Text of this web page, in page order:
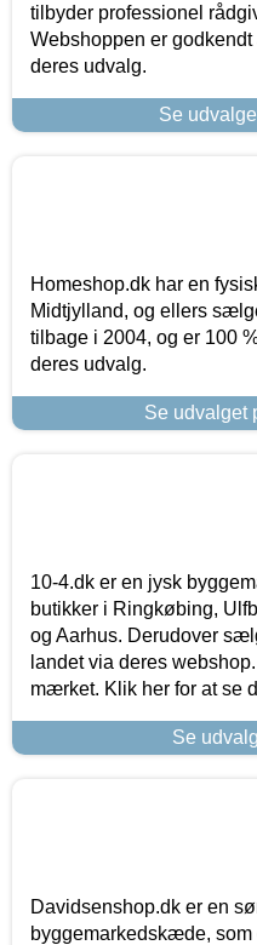
tilbyder professionel
Webshoppen er
deres udvalg.
Se
Homeshop.dk har en
Midtjylland, og ellers
tilbage i 2004, og er 100
deres udvalg.
Se udvalget
10-4.dk er en jysk
butikker i Ringkøbing,
og Aarhus. Derudover
landet via deres
mærket. Klik her for at se
Se
Davidsenshop.dk er en
byggemarkedskæde,